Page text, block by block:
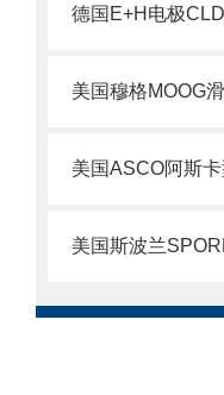
德国E+H电极
美国穆格MOOG
美国ASCO阿斯